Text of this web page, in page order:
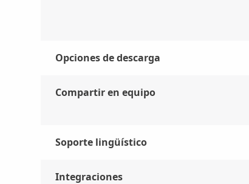
Opciones de descarga
Compartir en equipo
Soporte lingüístico
Integraciones